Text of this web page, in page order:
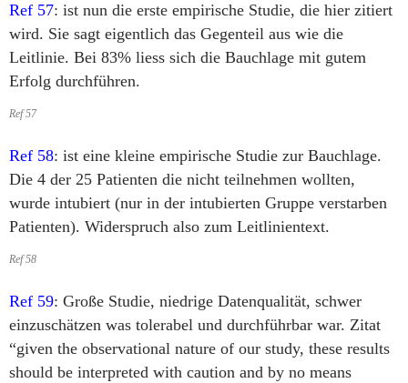
Ref 57: ist nun die erste empirische Studie, die hier zitiert
wird. Sie sagt eigentlich das Gegenteil aus wie die
Leitlinie. Bei 83% liess sich die Bauchlage mit gutem
Erfolg durchführen.
Ref 57
Ref 58: ist eine kleine empirische Studie zur Bauchlage.
Die 4 der 25 Patienten die nicht teilnehmen wollten,
wurde intubiert (nur in der intubierten Gruppe verstarben
Patienten). Widerspruch also zum Leitlinientext.
Ref 58
Ref 59: Große Studie, niedrige Datenqualität, schwer
einzuschätzen was tolerabel und durchführbar war. Zitat
“given the observational nature of our study, these results
should be interpreted with caution and by no means